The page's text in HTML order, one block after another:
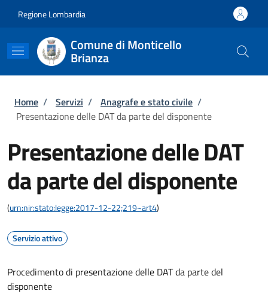
Regione Lombardia
Comune di Monticello
Brianza
Briciole di pane
Home / Servizi / Anagrafe e stato civile /
Presentazione delle DAT da parte del disponente
Presentazione delle DAT
da parte del disponente
(urn:nir:stato:legge:2017-12-22;219~art4)
Servizio attivo
Procedimento di presentazione delle DAT da parte del
disponente